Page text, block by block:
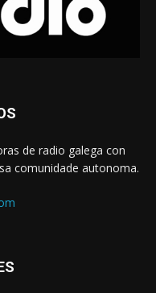
de radio galega con
comunidade autonoma.